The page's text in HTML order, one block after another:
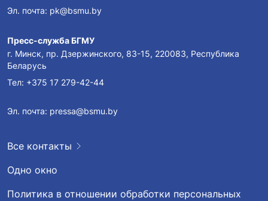
Эл. почта: pk@bsmu.by
Пресс-служба БГМУ
г. Минск, пр. Дзержинского, 83-15, 220083, Республика
Беларусь
Тел: +375 17 279-42-44
Эл. почта: pressa@bsmu.by
Все контакты
Одно окно
Политика в отношении обработки персональных